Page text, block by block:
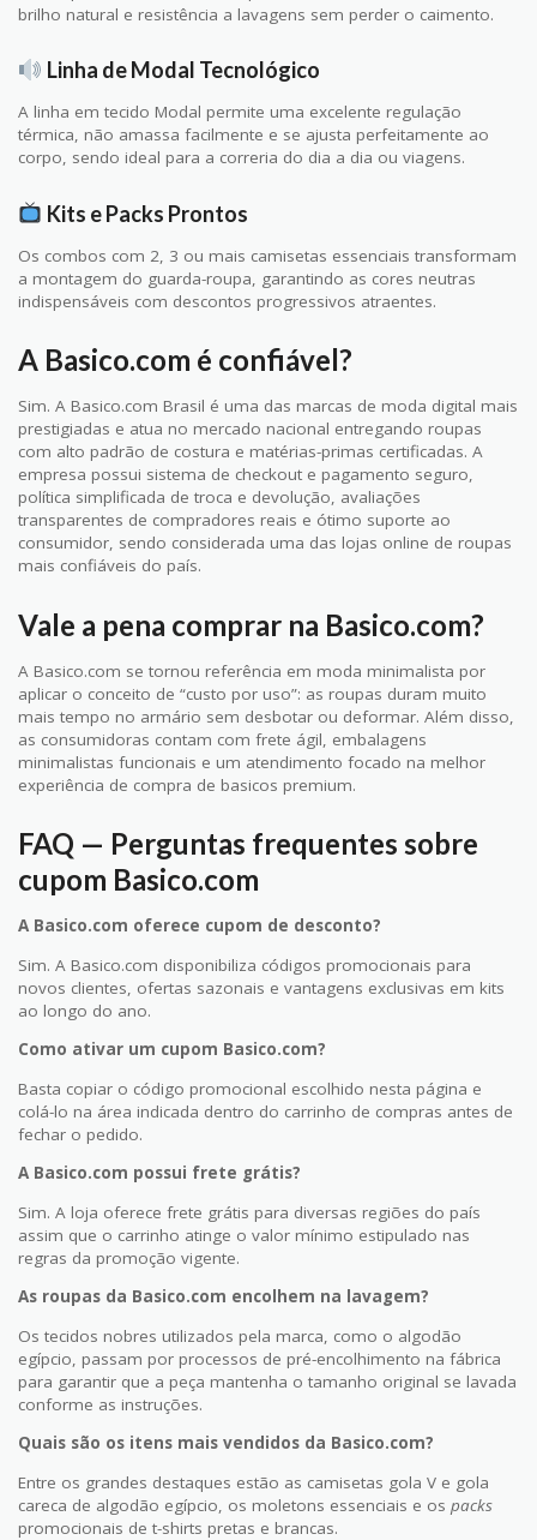
brilho natural e resistência a lavagens sem perder o caimento.
Linha de Modal Tecnológico
A linha em tecido Modal permite uma excelente regulação
térmica, não amassa facilmente e se ajusta perfeitamente ao
corpo, sendo ideal para a correria do dia a dia ou viagens.
Kits e Packs Prontos
Os combos com 2, 3 ou mais camisetas essenciais transformam
a montagem do guarda-roupa, garantindo as cores neutras
indispensáveis com descontos progressivos atraentes.
A Basico.com é confiável?
Sim. A Basico.com Brasil é uma das marcas de moda digital mais
prestigiadas e atua no mercado nacional entregando roupas
com alto padrão de costura e matérias-primas certificadas. A
empresa possui sistema de checkout e pagamento seguro,
política simplificada de troca e devolução, avaliações
transparentes de compradores reais e ótimo suporte ao
consumidor, sendo considerada uma das lojas online de roupas
mais confiáveis do país.
Vale a pena comprar na Basico.com?
A Basico.com se tornou referência em moda minimalista por
aplicar o conceito de “custo por uso”: as roupas duram muito
mais tempo no armário sem desbotar ou deformar. Além disso,
as consumidoras contam com frete ágil, embalagens
minimalistas funcionais e um atendimento focado na melhor
experiência de compra de basicos premium.
FAQ — Perguntas frequentes sobre
cupom Basico.com
A Basico.com oferece cupom de desconto?
Sim. A Basico.com disponibiliza códigos promocionais para
novos clientes, ofertas sazonais e vantagens exclusivas em kits
ao longo do ano.
Como ativar um cupom Basico.com?
Basta copiar o código promocional escolhido nesta página e
colá-lo na área indicada dentro do carrinho de compras antes de
fechar o pedido.
A Basico.com possui frete grátis?
Sim. A loja oferece frete grátis para diversas regiões do país
assim que o carrinho atinge o valor mínimo estipulado nas
regras da promoção vigente.
As roupas da Basico.com encolhem na lavagem?
Os tecidos nobres utilizados pela marca, como o algodão
egípcio, passam por processos de pré-encolhimento na fábrica
para garantir que a peça mantenha o tamanho original se lavada
conforme as instruções.
Quais são os itens mais vendidos da Basico.com?
Entre os grandes destaques estão as camisetas gola V e gola
careca de algodão egípcio, os moletons essenciais e os packs
promocionais de t-shirts pretas e brancas.